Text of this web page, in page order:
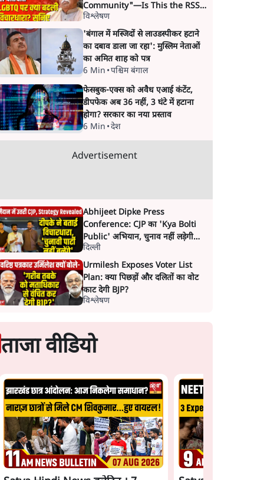
Community"—Is This the RSS's
New Move?
विश्लेषण
'बंगाल में मस्जिदों से लाउडस्पीकर हटाने
का दबाव डाला जा रहा': मुस्लिम नेताओं
का अमित शाह को पत्र
6 Min •पश्चिम बंगाल
फेसबुक-एक्स को अवैध एआई कंटेंट,
डीपफेक अब 36 नहीं, 3 घंटे में हटाना
होगा? सरकार का नया प्रस्ताव
6 Min •देश
Advertisement
Abhijeet Dipke Press
Conference: CJP का 'Kya Bolti
Public' अभियान, चुनाव नहीं लड़ेगी
CJP!
दिल्ली
Urmilesh Exposes Voter List
Plan: क्या पिछड़ों और दलितों का वोट
काट देगी BJP?
विश्लेषण
ताजा वीडियो